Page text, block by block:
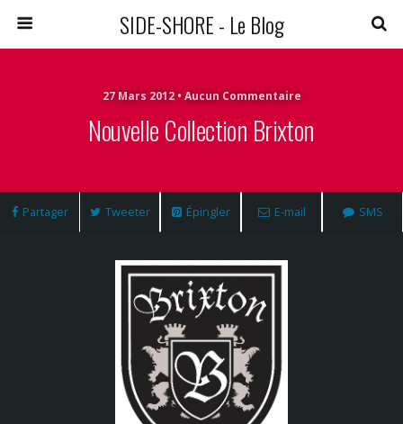
SIDE-SHORE - Le Blog
27 Mars 2012 • Aucun Commentaire
Nouvelle Collection Brixton
Partager Tweeter Épingler E-mail SMS